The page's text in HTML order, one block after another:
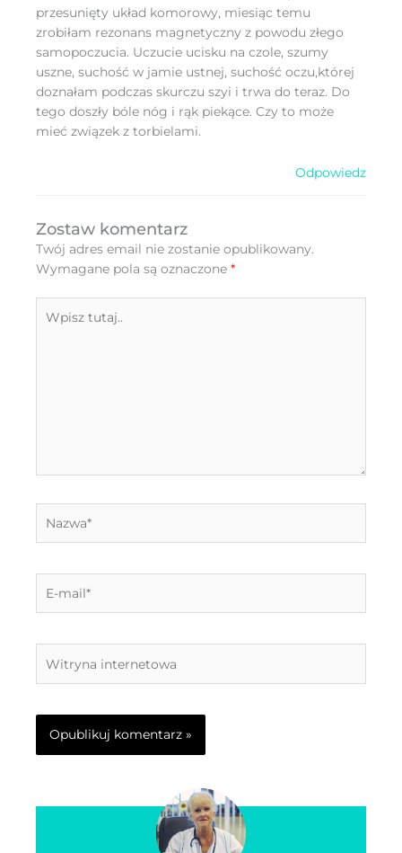
przesunięty układ komorowy, miesiąc temu
zrobiłam rezonans magnetyczny z powodu złego
samopoczucia. Uczucie ucisku na czole, szumy
uszne, suchość w jamie ustnej, suchość oczu,której
doznałam podczas skurczu szyi i trwa do teraz. Do
tego doszły bóle nóg i rąk piekące. Czy to może
mieć związek z torbielami.
Odpowiedz
Zostaw komentarz
Twój adres email nie zostanie opublikowany.
Wymagane pola są oznaczone *
tutaj..
mail*
internetowa